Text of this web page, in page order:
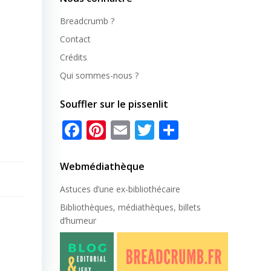
Breadcrumb ?
Contact
Crédits
Qui sommes-nous ?
Souffler sur le pissenlit
Facebook
Pinterest
EmailTwitter
Webmédiathèque
Astuces d’une ex-bibliothécaire
Bibliothèques, médiathèques, billets
d’humeur